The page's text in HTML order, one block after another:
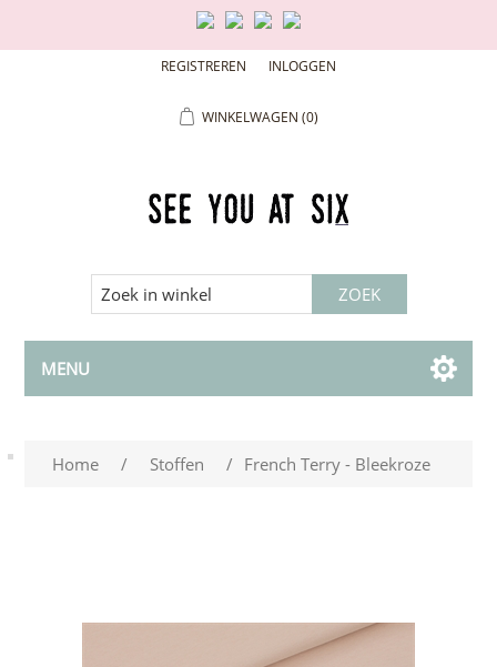
REGISTREREN INLOGGEN
WINKELWAGEN (0)
MENU
Home / Stoffen / French Terry - Bleekroze